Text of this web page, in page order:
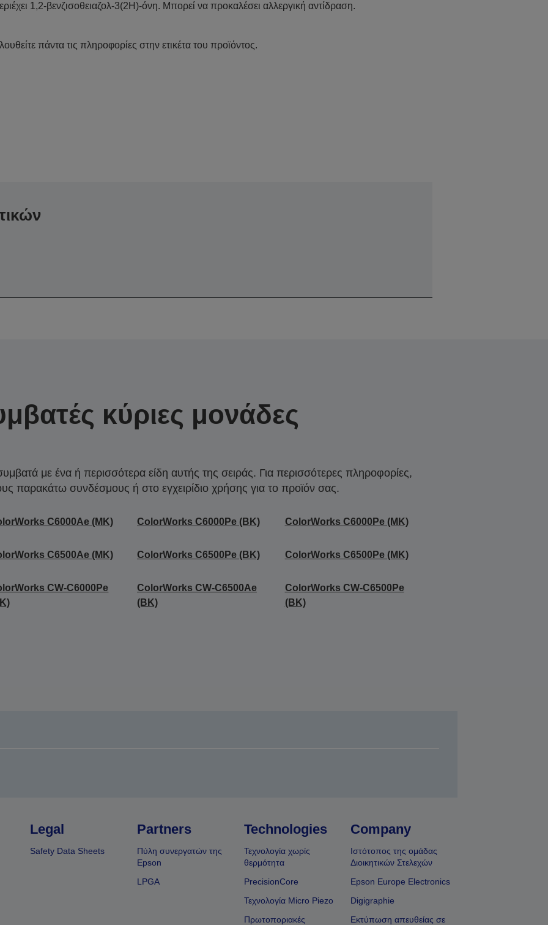
1,2-βενζισοθειαζολ-3(2H)-όνη. Μπορεί να προκαλέσει αλλεργική αντίδραση.
πάντα τις πληροφορίες στην ετικέτα του προϊόντος.
κύριες μονάδες
με ένα ή περισσότερα είδη αυτής της σειράς. Για περισσότερες πληροφορίες,
παρακάτω συνδέσμους ή στο εγχειρίδιο χρήσης για το προϊόν σας.
C6000Ae (MK) ColorWorks C6000Pe (BK) ColorWorks C6000Pe (MK)
C6500Ae (MK) ColorWorks C6500Pe (BK) ColorWorks C6500Pe (MK)
CW-C6000Pe
ColorWorks CW-C6500Ae
(BK)
ColorWorks CW-C6500Pe
(BK)
Legal
Safety Data Sheets
Partners
Πύλη συνεργατών της
Epson
LPGA
Technologies
Τεχνολογία χωρίς
θερμότητα
PrecisionCore
Τεχνολογία Micro Piezo
Πρωτοποριακές
Company
Ιστότοπος της ομάδας
Διοικητικών Στελεχών
Epson Europe Electronics
Digigraphie
Εκτύπωση απευθείας σε